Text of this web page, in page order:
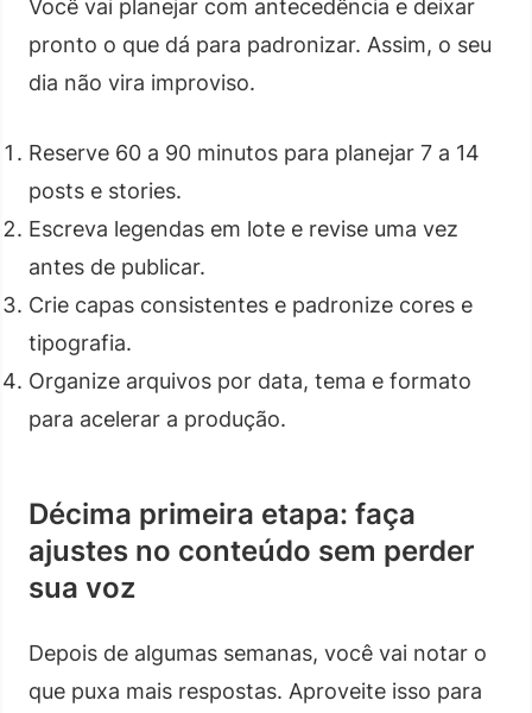
Você vai planejar com antecedência e deixar
pronto o que dá para padronizar. Assim, o seu
dia não vira improviso.
Reserve 60 a 90 minutos para planejar 7 a 14
posts e stories.
Escreva legendas em lote e revise uma vez
antes de publicar.
Crie capas consistentes e padronize cores e
tipografia.
Organize arquivos por data, tema e formato
para acelerar a produção.
Décima primeira etapa: faça
ajustes no conteúdo sem perder
sua voz
Depois de algumas semanas, você vai notar o
que puxa mais respostas. Aproveite isso para